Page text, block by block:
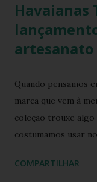
Havaianas
Quando pensamos
marca que vem à
coleção trouxe algo
costumamos usar
riqueza cultural do
COMPARTILHAR